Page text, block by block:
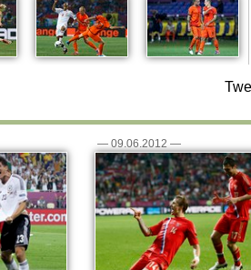
— 09.06.2012 —